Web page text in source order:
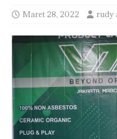
Maret 28, 2022 rudy